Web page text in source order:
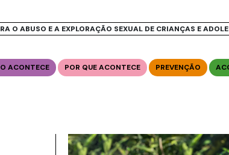
O ABUSO E A EXPLORAÇÃO SEXUAL DE CRIANÇAS E
ACONTECE POR QUE ACONTECE PREVENÇÃO